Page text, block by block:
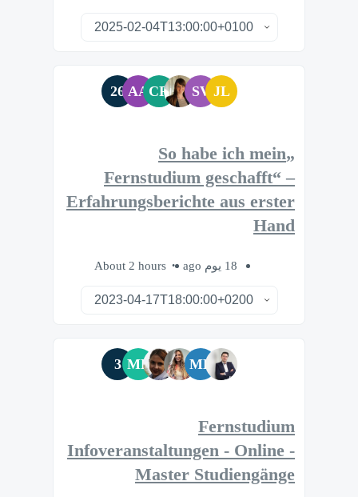
JL
SV
CR
AA
26
„So habe ich mein
Fernstudium geschafft“ –
Erfahrungsberichte aus erster
Hand
18 يوم ago About 2 hours
MB
MF
3
Fernstudium
Infoveranstaltungen - Online -
Master Studiengänge